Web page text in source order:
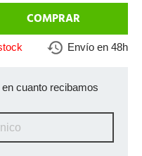
COMPRAR
Envío en 48h
cuanto recibamos